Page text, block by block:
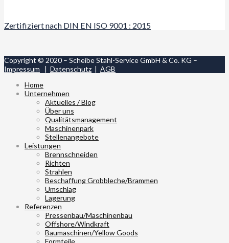
Zertifiziert nach DIN EN ISO 9001 : 2015
Copyright © 2020 – Scheibe Stahl-Service GmbH & Co. KG –
Impressum
Datenschutz
AGB
Home
Unternehmen
Aktuelles / Blog
Über uns
Qualitätsmanagement
Maschinenpark
Stellenangebote
Leistungen
Brennschneiden
Richten
Strahlen
Beschaffung Grobbleche/Brammen
Umschlag
Lagerung
Referenzen
Pressenbau/Maschinenbau
Offshore/Windkraft
Baumaschinen/Yellow Goods